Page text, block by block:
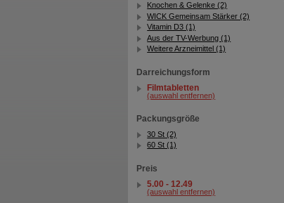
Knochen & Gelenke (2)
WICK Gemeinsam Stärker (2)
Vitamin D3 (1)
Aus der TV-Werbung (1)
Weitere Arzneimittel (1)
Darreichungsform
Filmtabletten
(auswahl entfernen)
Packungsgröße
30 St (2)
60 St (1)
Preis
5.00 - 12.49
(auswahl entfernen)